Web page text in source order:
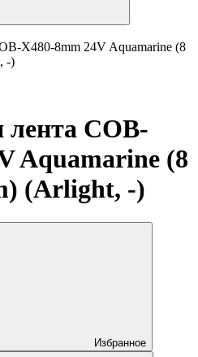
X480-8mm 24V Aquamarine (8
-)
лента COB-
Aquamarine (8
(Arlight, -)
Избранное